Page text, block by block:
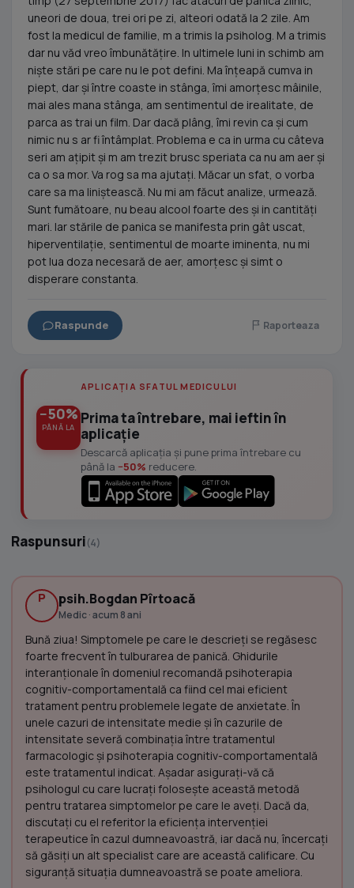
uneori de doua, trei ori pe zi, alteori odată la 2 zile. Am
fost la medicul de familie, m a trimis la psiholog. M a trimis
dar nu văd vreo îmbunătățire. In ultimele luni in schimb am
niște stări pe care nu le pot defini. Ma înțeapă cumva in
piept, dar și între coaste in stânga, îmi amorțesc mâinile,
mai ales mana stânga, am sentimentul de irealitate, de
parca as trai un film. Dar dacă plâng, îmi revin ca și cum
nimic nu s ar fi întâmplat. Problema e ca in urma cu câteva
seri am ațipit și m am trezit brusc speriata ca nu am aer și
ca o sa mor. Va rog sa ma ajutați. Măcar un sfat, o vorba
care sa ma liniștească. Nu mi am făcut analize, urmează.
Sunt fumătoare, nu beau alcool foarte des și in cantități
mari. Iar stările de panica se manifesta prin gât uscat,
hiperventilație, sentimentul de moarte iminenta, nu mi
pot lua doza necesară de aer, amorțesc și simt o
disperare constanta.
Raspunde Raporteaza
−50%
PÂNĂ LA
APLICAȚIA SFATUL MEDICULUI
Prima ta întrebare, mai ieftin în
aplicație
Descarcă aplicația și pune prima întrebare cu
până la −50% reducere.
Raspunsuri(4)
P psih.Bogdan Pîrtoacă
Medic · acum 8 ani
Bună ziua! Simptomele pe care le descrieți se regăsesc
foarte frecvent în tulburarea de panică. Ghidurile
interanționale în domeniul recomandă psihoterapia
cognitiv-comportamentală ca fiind cel mai eficient
tratament pentru problemele legate de anxietate. În
unele cazuri de intensitate medie și în cazurile de
intensitate severă combinația între tratamentul
farmacologic și psihoterapia cognitiv-comportamentală
este tratamentul indicat. Așadar asigurați-vă că
psihologul cu care lucrați folosește această metodă
pentru tratarea simptomelor pe care le aveți. Dacă da,
discutați cu el referitor la eficiența intervenției
terapeutice în cazul dumneavoastră, iar dacă nu, încercați
să găsiți un alt specialist care are această calificare. Cu
siguranță situația dumneavoastră se poate ameliora.